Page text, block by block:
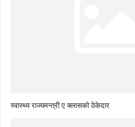
स्वास्थ्य राज्यमन्त्री ए क्लासको ठेकेदार